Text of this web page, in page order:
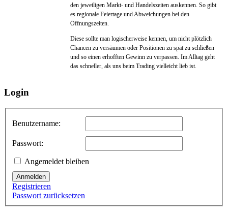
den jeweiligen Markt- und Handelszeiten auskennen. So gibt
es regionale Feiertage und Abweichungen bei den
Öffnungszeiten.
Diese sollte man logischerweise kennen, um nicht plötzlich
Chancen zu versäumen oder Positionen zu spät zu schließen
und so einen erhofften Gewinn zu verpassen. Im Alltag geht
das schneller, als uns beim Trading vielleicht lieb ist.
Login
Benutzername:
Passwort:
Angemeldet bleiben
Anmelden
Registrieren
Passwort zurücksetzen